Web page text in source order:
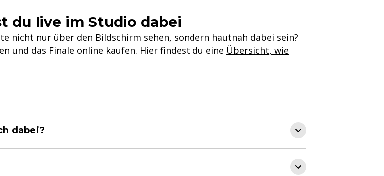
du live im Studio dabei
nicht nur über den Bildschirm sehen, sondern hautnah dabei sein?
und das Finale online kaufen. Hier findest du eine Übersicht, wie
dabei?